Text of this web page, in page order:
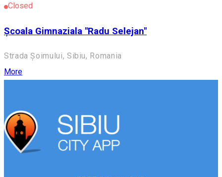
Closed
Școala Gimnaziala "Radu Selejan"
Strada Șoimului, Sibiu, Romania
More